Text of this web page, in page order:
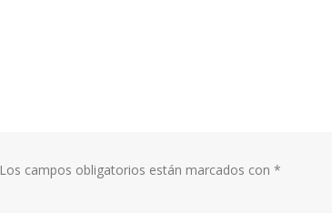
Los campos obligatorios están marcados con *